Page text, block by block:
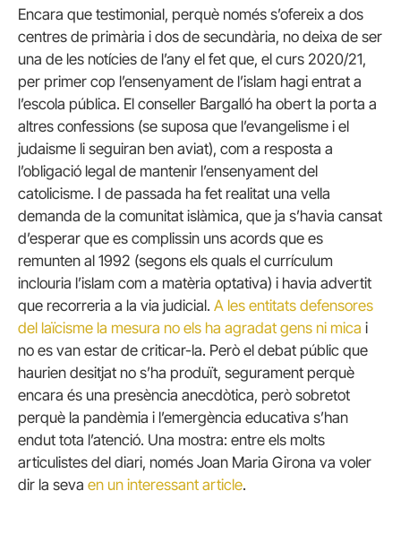
Encara que testimonial, perquè només s’ofereix a dos
centres de primària i dos de secundària, no deixa de ser
una de les notícies de l’any el fet que, el curs 2020/21,
per primer cop l’ensenyament de l’islam hagi entrat a
l’escola pública. El conseller Bargalló ha obert la porta a
altres confessions (se suposa que l’evangelisme i el
judaisme li seguiran ben aviat), com a resposta a
l’obligació legal de mantenir l’ensenyament del
catolicisme. I de passada ha fet realitat una vella
demanda de la comunitat islàmica, que ja s’havia cansat
d’esperar que es complissin uns acords que es
remunten al 1992 (segons els quals el currículum
inclouria l’islam com a matèria optativa) i havia advertit
que recorreria a la via judicial. A les entitats defensores
del laïcisme la mesura no els ha agradat gens ni mica i
no es van estar de criticar-la. Però el debat públic que
haurien desitjat no s’ha produït, segurament perquè
encara és una presència anecdòtica, però sobretot
perquè la pandèmia i l’emergència educativa s’han
endut tota l’atenció. Una mostra: entre els molts
articulistes del diari, només Joan Maria Girona va voler
dir la seva en un interessant article.